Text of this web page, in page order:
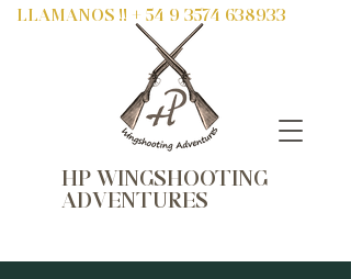
HP WINGSHOOTING
ADVENTURES
LLAMANOS !! + 54 9 3574 638933